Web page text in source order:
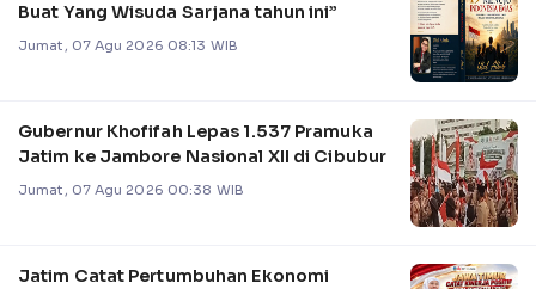
Buat Yang Wisuda Sarjana tahun ini”
Jumat, 07 Agu 2026 08:13 WIB
Gubernur Khofifah Lepas 1.537 Pramuka
Jatim ke Jambore Nasional XII di Cibubur
Jumat, 07 Agu 2026 00:38 WIB
Jatim Catat Pertumbuhan Ekonomi